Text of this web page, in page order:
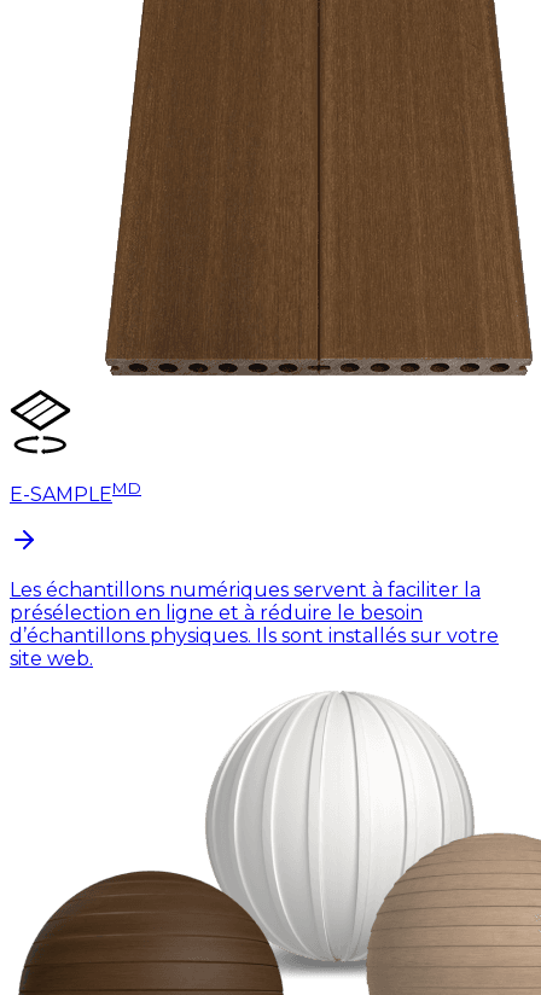
E-SAMPLEMD
Les échantillons numériques servent à faciliter la
présélection en ligne et à réduire le besoin
d’échantillons physiques. Ils sont installés sur votre
site web.